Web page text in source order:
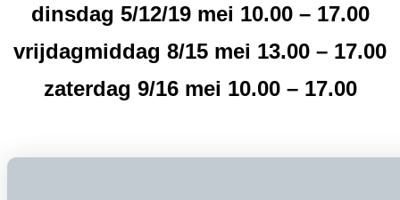
dinsdag 5/12/19 mei 10.00 – 17.00
vrijdagmiddag 8/15 mei 13.00 – 17.00
zaterdag 9/16 mei 10.00 – 17.00